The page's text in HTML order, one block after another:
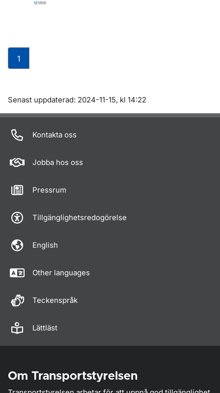
1
Om sidan
Senast uppdaterad: 2024-11-15, kl 14:22
Kontakta oss
Jobba hos oss
Pressrum
Tillgänglighetsredogörelse
English
Other languages
Teckenspråk
Lättläst
Om Transportstyrelsen